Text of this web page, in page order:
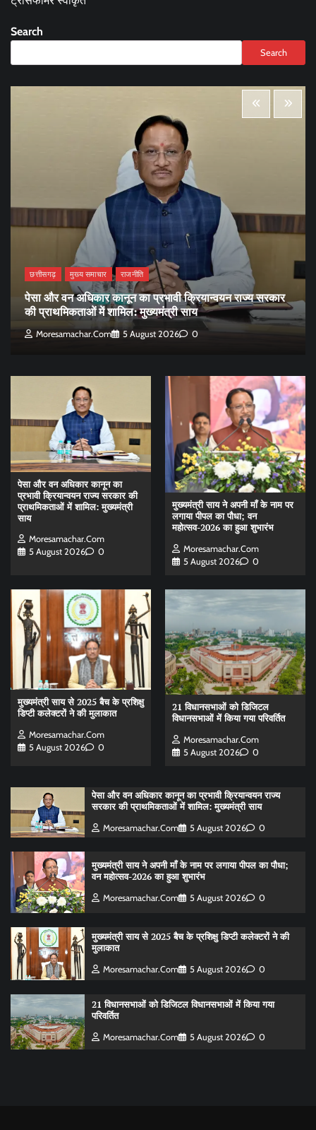
Search
Search
छत्तीसगढ़ मुख्य समाचार राजनीति
पेसा और वन अधिकार कानून का प्रभावी क्रियान्वयन राज्य सरकार
की प्राथमिकताओं में शामिल: मुख्यमंत्री साय
Moresamachar.com 5 August 2026 0
पेसा और वन अधिकार कानून का
प्रभावी क्रियान्वयन राज्य सरकार की
प्राथमिकताओं में शामिल: मुख्यमंत्री
साय
Moresamachar.com
5 August 2026
0
मुख्यमंत्री साय ने अपनी माँ के नाम पर
लगाया पीपल का पौधा; वन
महोत्सव-2026 का हुआ शुभारंभ
Moresamachar.com
5 August 2026
0
मुख्यमंत्री साय से 2025 बैच के प्रशिक्षु
डिप्टी कलेक्टरों ने की मुलाकात
Moresamachar.com
5 August 2026
0
21 विधानसभाओं को डिजिटल
विधानसभाओं में किया गया परिवर्तित
Moresamachar.com
5 August 2026
0
पेसा और वन अधिकार कानून का प्रभावी क्रियान्वयन राज्य
सरकार की प्राथमिकताओं में शामिल: मुख्यमंत्री साय
Moresamachar.com 5 August 2026 0
मुख्यमंत्री साय ने अपनी माँ के नाम पर लगाया पीपल का पौधा;
वन महोत्सव-2026 का हुआ शुभारंभ
Moresamachar.com 5 August 2026 0
मुख्यमंत्री साय से 2025 बैच के प्रशिक्षु डिप्टी कलेक्टरों ने की
मुलाकात
Moresamachar.com 5 August 2026 0
21 विधानसभाओं को डिजिटल विधानसभाओं में किया गया
परिवर्तित
Moresamachar.com 5 August 2026 0